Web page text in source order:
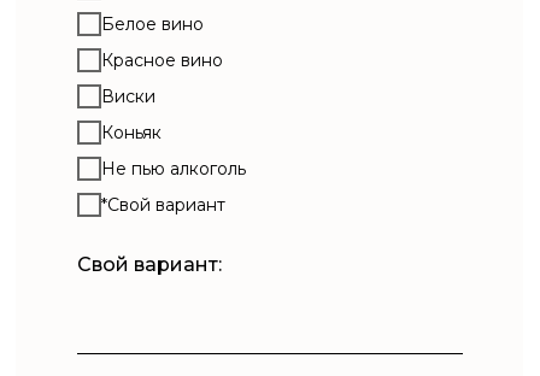
Белое вино
Красное вино
Виски
Коньяк
Не пью алкоголь
*Свой вариант
Свой вариант: